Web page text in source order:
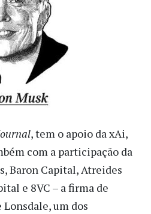
, tem o apoio da xAi,
com a participação da
Baron Capital, Atreides
e 8VC – a firma de
Lonsdale, um dos